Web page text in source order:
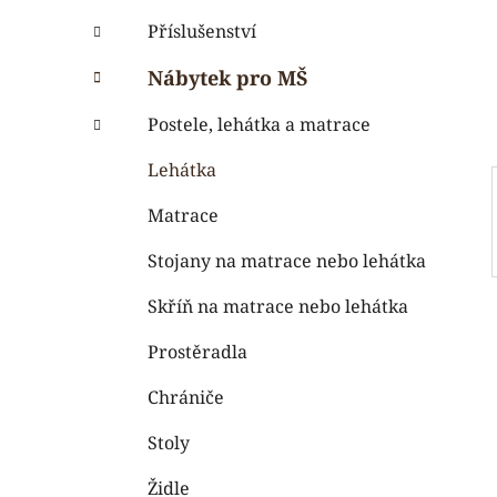
n
í
p
a
e
Příslušenství
Nábytek pro MŠ
Postele, lehátka a matrace
Lehátka
Matrace
Stojany na matrace nebo lehátka
Skříň na matrace nebo lehátka
Prostěradla
Chrániče
Stoly
Židle